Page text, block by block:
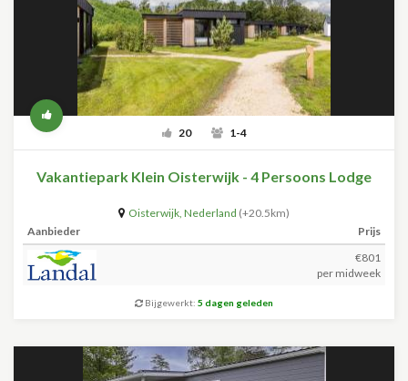
20 1-4
Vakantiepark Klein Oisterwijk - 4 Persoons Lodge
Oisterwijk, Nederland (+20.5km)
Aanbieder
Prijs
€801
per midweek
Bijgewerkt: 5 dagen geleden